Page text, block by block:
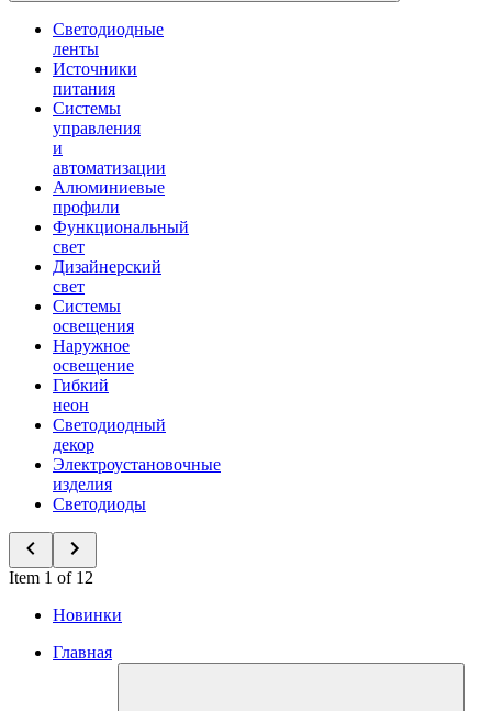
Светодиодные
ленты
Источники
питания
Системы
управления
и
автоматизации
Алюминиевые
профили
Функциональный
свет
Дизайнерский
свет
Системы
освещения
Наружное
освещение
Гибкий
неон
Светодиодный
декор
Электроустановочные
изделия
Светодиоды
Item 1 of 12
Новинки
Главная